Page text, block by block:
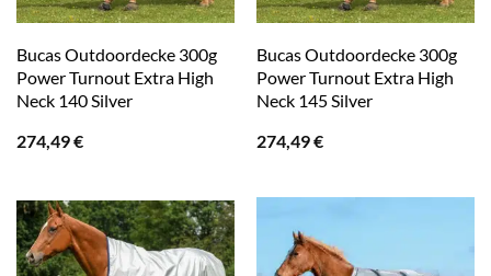
Bucas Outdoordecke 300g
Power Turnout Extra High
Neck 140 Silver
274,49€
Bucas Outdoordecke 300g
Power Turnout Extra High
Neck 145 Silver
274,49€